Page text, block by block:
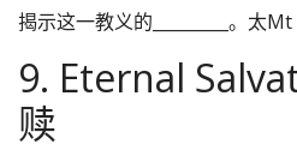
揭示这一教义的_________。太
9. Eternal
赎